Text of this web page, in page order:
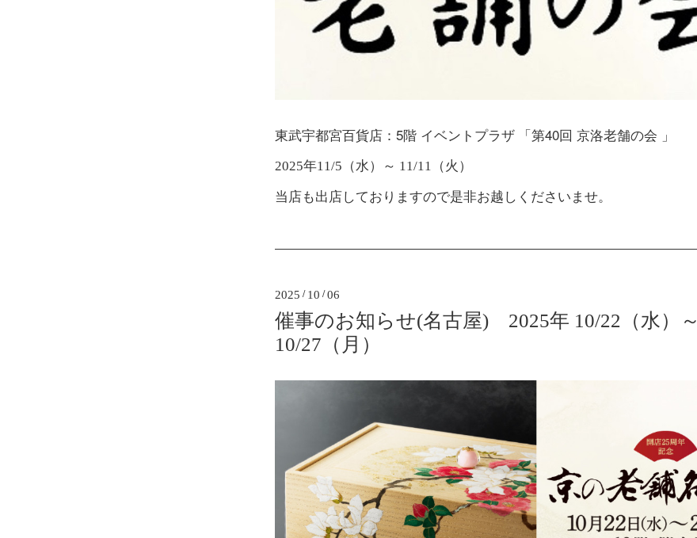
東武宇都宮百貨店 ： 5階 イベントプラザ 「 第40回 京洛老舗の会 」
2025年11/5（水）～ 11/11（火）
当店も出店しておりますので是非お越しくださいませ。
2025 / 10 /06
催事のお知らせ(名古屋) 2025年 10/22（水）～
10/27（月）